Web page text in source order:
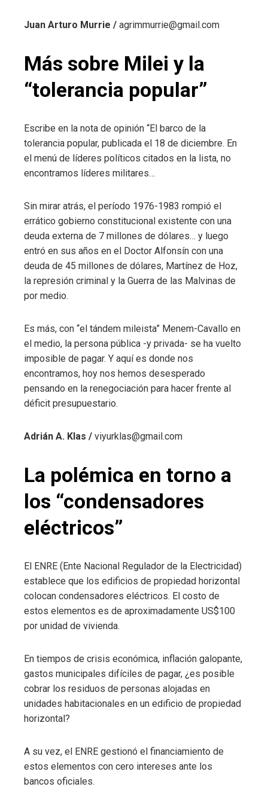
Juan Arturo Murrie / agrimmurrie@gmail.com
Más sobre Milei y la
“tolerancia popular”
Escribe en la nota de opinión “El barco de la
tolerancia popular, publicada el 18 de diciembre. En
el menú de líderes políticos citados en la lista, no
encontramos líderes militares…
Sin mirar atrás, el período 1976-1983 rompió el
errático gobierno constitucional existente con una
deuda externa de 7 millones de dólares… y luego
entró en sus años en el Doctor Alfonsín con una
deuda de 45 millones de dólares, Martínez de Hoz,
la represión criminal y la Guerra de las Malvinas de
por medio.
Es más, con “el tándem mileista” Menem-Cavallo en
el medio, la persona pública -y privada- se ha vuelto
imposible de pagar. Y aquí es donde nos
encontramos, hoy nos hemos desesperado
pensando en la renegociación para hacer frente al
déficit presupuestario.
Adrián A. Klas / viyurklas@gmail.com
La polémica en torno a
los “condensadores
eléctricos”
El ENRE (Ente Nacional Regulador de la Electricidad)
establece que los edificios de propiedad horizontal
colocan condensadores eléctricos. El costo de
estos elementos es de aproximadamente US$100
por unidad de vivienda.
En tiempos de crisis económica, inflación galopante,
gastos municipales difíciles de pagar, ¿es posible
cobrar los residuos de personas alojadas en
unidades habitacionales en un edificio de propiedad
horizontal?
A su vez, el ENRE gestionó el financiamiento de
estos elementos con cero intereses ante los
bancos oficiales.